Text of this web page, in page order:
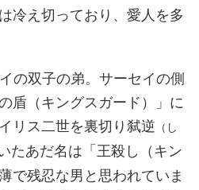
冷え切っており、愛人を多
の双子の弟。サーセイの側
盾（キングスガード）」に
リス二世を裏切り弑逆 （し
たあだ名は「王殺し（キン
で残忍な男と思われていま